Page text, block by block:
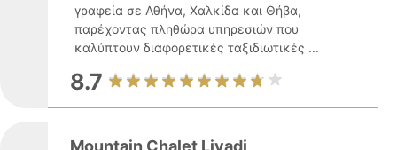
γραφεία σε Αθήνα, Χαλκίδα και Θήβα,
παρέχοντας πληθώρα υπηρεσιών που
καλύπτουν διαφορετικές ταξιδιωτικές ...
8.7
Mountain Chalet Livadi